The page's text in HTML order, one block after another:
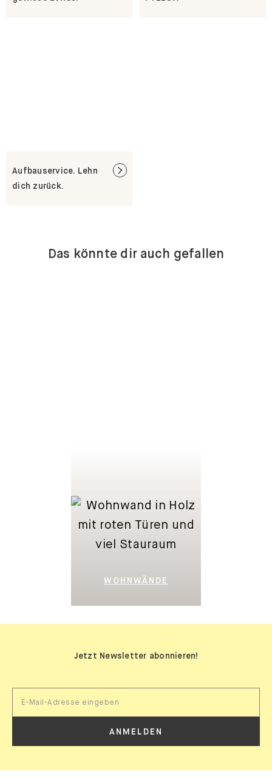
Aufbauservice. Lehn
dich zurück.
Das könnte dir auch gefallen
WOHNWÄNDE
Jetzt Newsletter abonnieren!
ANMELDEN